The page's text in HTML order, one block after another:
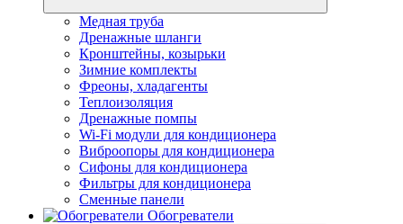
Медная труба
Дренажные шланги
Кронштейны, козырьки
Зимние комплекты
Фреоны, хладагенты
Теплоизоляция
Дренажные помпы
Wi-Fi модули для кондиционера
Виброопоры для кондиционера
Сифоны для кондиционера
Фильтры для кондиционера
Сменные панели
Обогреватели